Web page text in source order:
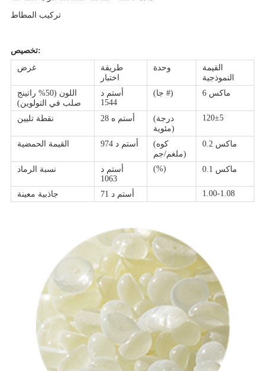
تركيب المطاط
تخصيص:
غرض
طريقة
اختبار
وحدة
القيمة
النموذجية
اللون (50% راتينج
صلب في التولوين)
أستم د
1544
(جا #) 6 ماكس
نقطة تليين أستم ه 28
(درجة
مئوية)
120±5
القيمة الحمضية أستم د 974
(كوه
ملغم/جم)
0.2 ماكس
نسبة الرماد
أستم د
1063
(%) 0.1 ماكس
جاذبية معينة أستم د 71 1.00-1.08